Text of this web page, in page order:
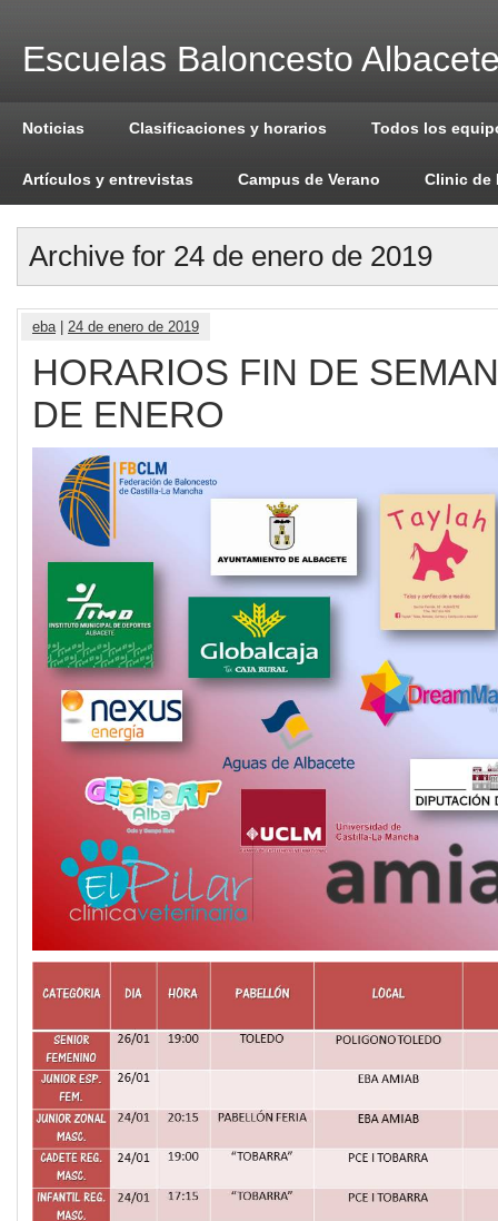
Escuelas Baloncesto
Noticias Clasificaciones y horarios Todos los
Artículos y entrevistas Campus de Verano Clinic de
Archive for 24 de enero de 2019
eba| 24 de enero de 2019
HORARIOS FIN DE
DE ENERO